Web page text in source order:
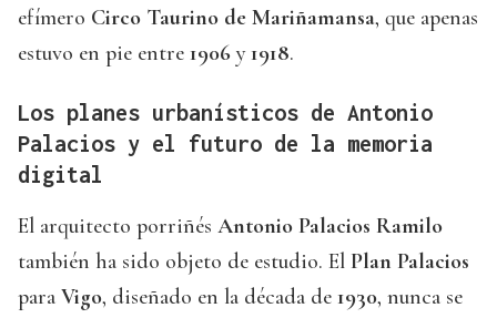
efímero Circo Taurino de Mariñamansa, que apenas
estuvo en pie entre 1906 y1918.
Los planes urbanísticos de Antonio
Palacios y el futuro de la memoria
digital
El arquitecto porriñés Antonio Palacios Ramilo
también ha sido objeto de estudio. El Plan Palacios
para Vigo, diseñado en la década de 1930, nunca se